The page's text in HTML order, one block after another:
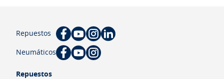
Repuestos
Neumáticos
Repuestos